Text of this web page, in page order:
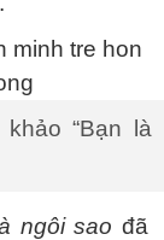
“Bạn là
ngôi sao đã